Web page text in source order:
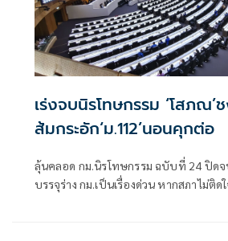
เร่งจบนิรโทษกรรม ‘โสภณ’
ส้มกระอัก‘ม.112’นอนคุกต่อ
ลุ้นคลอด กม.นิรโทษกรรม ฉบับที่ 24 ปิดจบพุธนี้ "โสภณ" สั่ง
บรรจุร่าง กม.เป็นเรื่องด่วน หากสภาไม่ติด